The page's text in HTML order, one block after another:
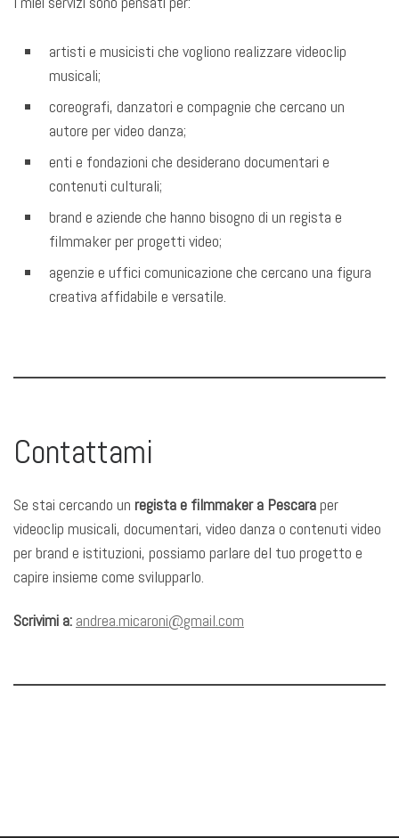
artisti e musicisti che vogliono realizzare videoclip
musicali;
coreografi, danzatori e compagnie che cercano un
autore per video danza;
enti e fondazioni che desiderano documentari e
contenuti culturali;
brand e aziende che hanno bisogno di un regista e
filmmaker per progetti video;
agenzie e uffici comunicazione che cercano una figura
creativa affidabile e versatile.
Contattami
Se stai cercando un regista e filmmaker a Pescaraper
videoclip musicali, documentari, video danza o contenuti video
per brand e istituzioni, possiamo parlare del tuo progetto e
capire insieme come svilupparlo.
Scrivimi a: andrea.micaroni@gmail.com